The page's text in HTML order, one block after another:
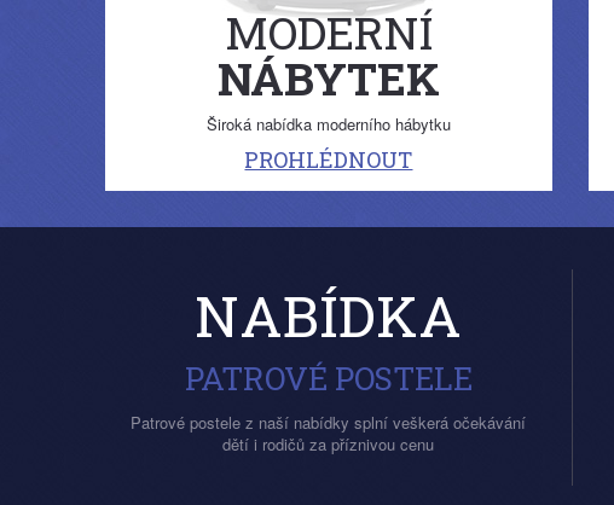
MODERNÍ
NÁBYTEK
Široká nabídka moderního hábytku
PROHLÉDNOUT
NABÍDKA
PATROVÉ POSTELE
Patrové postele z naší nabídky splní veškerá očekávání
dětí i rodičů za příznivou cenu